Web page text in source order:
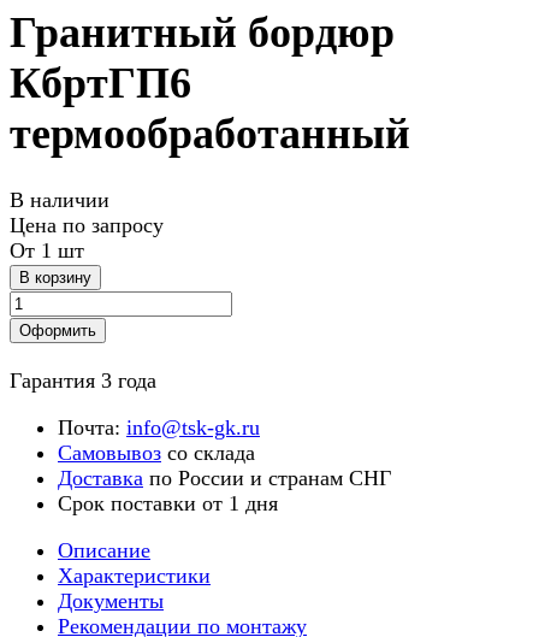
Гранитный бордюр
КбртГП6
термообработанный
В наличии
Цена по запросу
От 1 шт
В корзину
Оформить
Гарантия 3 года
Почта: info@tsk-gk.ru
Самовывоз со склада
Доставка по России и странам СНГ
Срок поставки от 1 дня
Описание
Характеристики
Документы
Рекомендации по монтажу